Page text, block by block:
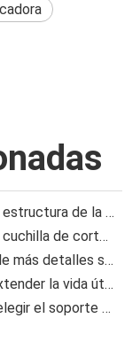
Cómo la estructura de la varilla dosificadora de la máquina de recubrimiento afecta la calidad del recubrimiento
Cómo la cuchilla de corte NC reduce la acumulación de restos de papel en la producción de cartón corrugado
Mostrarle más detalles sobre la información sobre el desgaste de la tela formadora de poliéster
Cómo extender la vida útil del fieltro prensado en máquinas de papel
¿Cómo elegir el soporte adecuado para cuchillas doctoras?